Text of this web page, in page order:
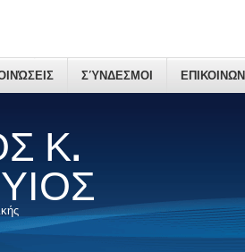
Κ.
ΣΎΝΔΕΣΜΟΙ